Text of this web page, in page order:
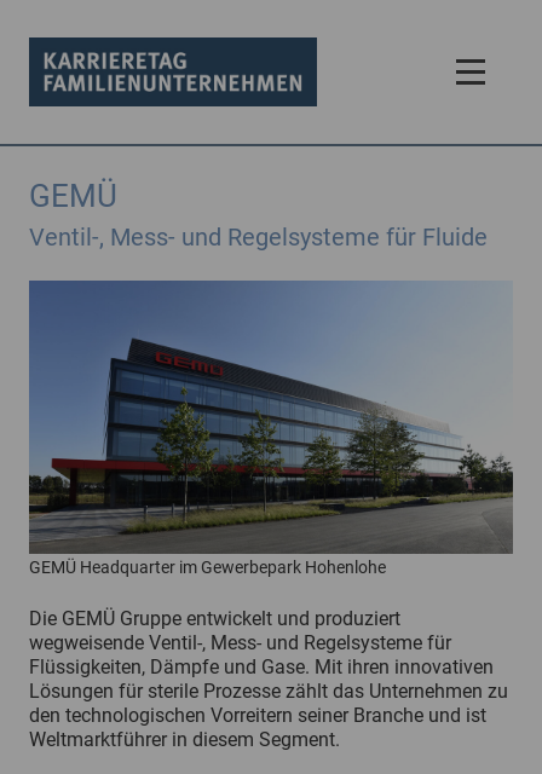
GEMÜ
Ventil-, Mess- und Regel­systeme für Fluide
GEMÜ Headquarter im Gewerbepark Hohenlohe
Die GEMÜ Gruppe entwickelt und produziert
wegweisende Ventil-, Mess- und Regelsysteme für
Flüssigkeiten, Dämpfe und Gase. Mit ihren innovativen
Lösungen für sterile Prozesse zählt das Unternehmen zu
den technologischen Vorreitern seiner Branche und ist
Weltmarktführer in diesem Segment.